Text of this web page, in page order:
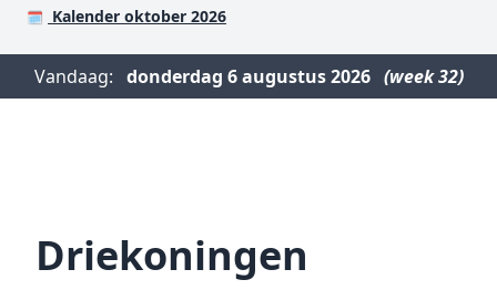
🗓️ Kalender oktober 2026
Vandaag: donderdag 6 augustus 2026 (week 32)
Driekoningen